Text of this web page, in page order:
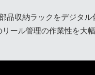
品収納ラックをデジタ
ール管理の作業性を大